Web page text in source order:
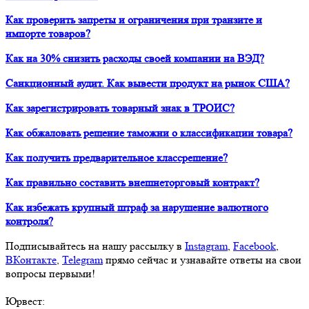
Как проверить запреты и ограничения при транзите и
импорте товаров?
Как на 30% снизить расходы своей компании на ВЭД?
Санкционный аудит. Как вывести продукт на рынок США?
Как зарегистрировать товарный знак в ТРОИС?
Как обжаловать решение таможни о классификации товара?
Как получить предварительное классрешение?
Как правильно составить внешнеторговый контракт?
Как избежать крупный штраф за нарушение валютного
контроля?
Подписывайтесь на нашу рассылку в Instagram, Facebook,
ВКонтакте, Telegramпрямо сейчас и узнавайте ответы на свои
вопросы первыми!
Юрвест: